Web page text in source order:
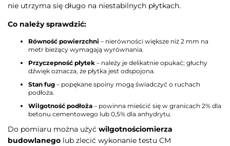
nie utrzyma się długo na niestabilnych płytkach.
Co należy sprawdzić:
Równość powierzchni – nierówności większe niż 2 mm na
metr bieżący wymagają wyrównania.
Przyczepność płytek – należy je delikatnie opukać; głuchy
dźwięk oznacza, że płytka jest odspojona.
Stan fug – popękane spoiny mogą świadczyć o ruchach
podłoża.
Wilgotność podłoża – powinna mieścić się w granicach 2% dla
betonu cementowego lub 0,5% dla anhydrytu.
Do pomiaru można użyć wilgotnościomierza
budowlanego lub zlecić wykonanie testu CM